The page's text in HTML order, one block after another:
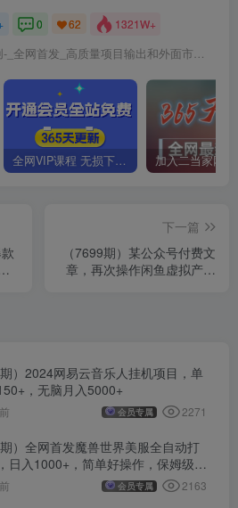
0 62 1321W+
全网VIP课程 无损下载~
下一篇
（7699期）某公众号付费文
章，再次操作闲鱼虚拟产品
期）2024网易云音乐人挂机项目，单
，无脑月入5000+
会员专属 2271
期）全网首发魔兽世界美服全自动打
日入1000+，简单好操作，保姆级教
会员专属 2163